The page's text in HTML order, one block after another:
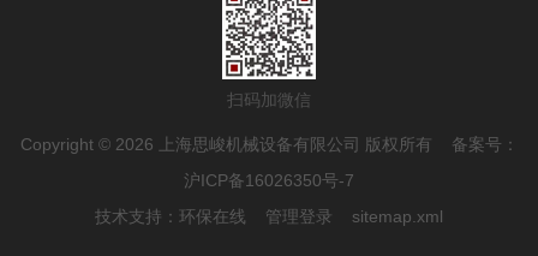
扫码加微信
Copyright © 2026 上海思峻机械设备有限公司 版权所有 备案号：
沪ICP备16026350号-7
技术支持： 环保在线 管理登录 sitemap.xml